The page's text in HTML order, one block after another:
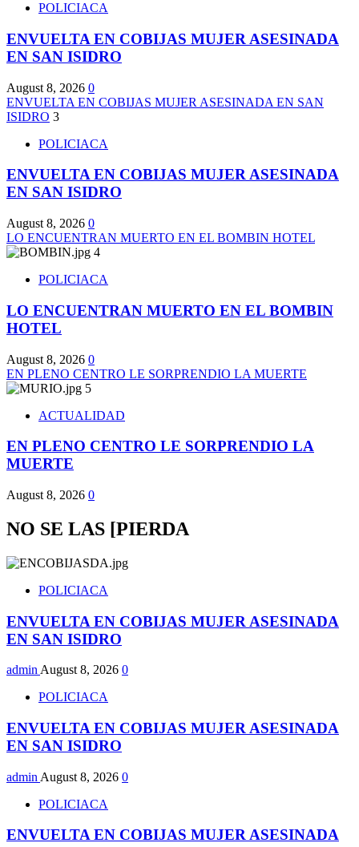
POLICIACA
ENVUELTA EN COBIJAS MUJER ASESINADA
EN SAN ISIDRO
August 8, 2026 0
ENVUELTA EN COBIJAS MUJER ASESINADA EN SAN
ISIDRO 3
POLICIACA
ENVUELTA EN COBIJAS MUJER ASESINADA
EN SAN ISIDRO
August 8, 2026 0
LO ENCUENTRAN MUERTO EN EL BOMBIN HOTEL
4
POLICIACA
LO ENCUENTRAN MUERTO EN EL BOMBIN
HOTEL
August 8, 2026 0
EN PLENO CENTRO LE SORPRENDIO LA MUERTE
5
ACTUALIDAD
EN PLENO CENTRO LE SORPRENDIO LA
MUERTE
August 8, 2026 0
NO SE LAS [PIERDA
POLICIACA
ENVUELTA EN COBIJAS MUJER ASESINADA
EN SAN ISIDRO
admin August 8, 2026 0
POLICIACA
ENVUELTA EN COBIJAS MUJER ASESINADA
EN SAN ISIDRO
admin August 8, 2026 0
POLICIACA
ENVUELTA EN COBIJAS MUJER ASESINADA